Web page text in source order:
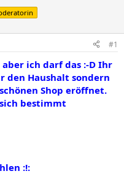
#1
ich darf das :-D Ihr
den Haushalt sondern
Shop eröffnet.
bestimmt
:!: